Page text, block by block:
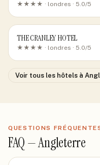
★★★★ · londres · 5.0/5
THE CRANLEY HOTEL
★★★★ · londres · 5.0/5
Voir tous les hôtels à
QUESTIONS
FAQ —Angleterre